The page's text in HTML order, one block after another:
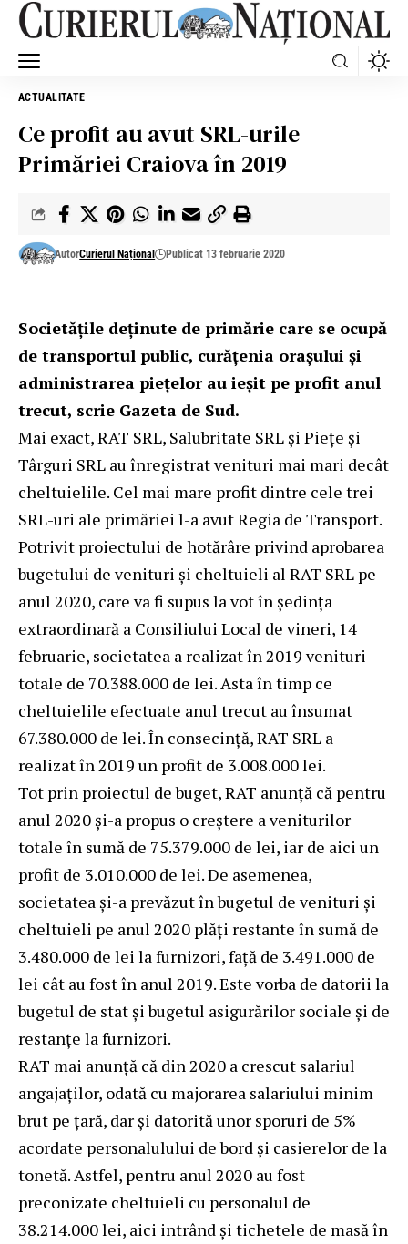
ACTUALITATE
Ce profit au avut SRL-urile
Primăriei Craiova în 2019
AutorCurierul Național Publicat 13 februarie 2020
Societăţile deţinute de primărie care se ocupă
de transportul public, curăţenia oraşului şi
administrarea pieţelor au ieşit pe profit anul
trecut, scrie Gazeta de Sud.
Mai exact, RAT SRL, Salubritate SRL şi Pieţe şi
Târguri SRL au înregistrat venituri mai mari decât
cheltuielile. Cel mai mare profit dintre cele trei
SRL-uri ale primăriei l-a avut Regia de Transport.
Potrivit proiectului de hotărâre privind aprobarea
bugetului de venituri şi cheltuieli al RAT SRL pe
anul 2020, care va fi supus la vot în şedința
extraordinară a Consiliului Local de vineri, 14
februarie, societatea a realizat în 2019 venituri
totale de 70.388.000 de lei. Asta în timp ce
cheltuielile efectuate anul trecut au însumat
67.380.000 de lei. În consecinţă, RAT SRL a
realizat în 2019 un profit de 3.008.000 lei.
Tot prin proiectul de buget, RAT anunţă că pentru
anul 2020 şi-a propus o creştere a veniturilor
totale în sumă de 75.379.000 de lei, iar de aici un
profit de 3.010.000 de lei. De asemenea,
societatea şi-a prevăzut în bugetul de venituri şi
cheltuieli pe anul 2020 plăţi restante în sumă de
3.480.000 de lei la furnizori, faţă de 3.491.000 de
lei cât au fost în anul 2019. Este vorba de datorii la
bugetul de stat şi bugetul asigurărilor sociale şi de
restanţe la furnizori.
RAT mai anunţă că din 2020 a crescut salariul
angajaţilor, odată cu majorarea salariului minim
brut pe ţară, dar şi datorită unor sporuri de 5%
acordate personalulului de bord şi casierelor de la
tonetă. Astfel, pentru anul 2020 au fost
preconizate cheltuieli cu personalul de
38.214.000 lei, aici intrând şi tichetele de masă în